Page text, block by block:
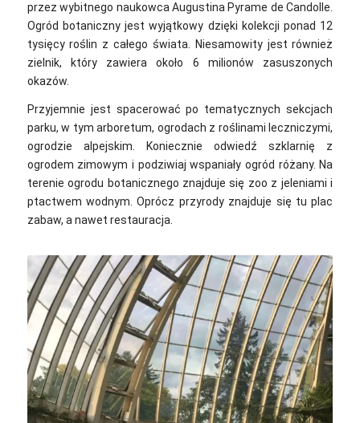
przez wybitnego naukowca Augustina Pyrame de Candolle.
Ogród botaniczny jest wyjątkowy dzięki kolekcji ponad 12
tysięcy roślin z całego świata. Niesamowity jest również
zielnik, który zawiera około 6 milionów zasuszonych
okazów.
Przyjemnie jest spacerować po tematycznych sekcjach
parku, w tym arboretum, ogrodach z roślinami leczniczymi,
ogrodzie alpejskim. Koniecznie odwiedź szklarnię z
ogrodem zimowym i podziwiaj wspaniały ogród różany. Na
terenie ogrodu botanicznego znajduje się zoo z jeleniami i
ptactwem wodnym. Oprócz przyrody znajduje się tu plac
zabaw, a nawet restauracja.